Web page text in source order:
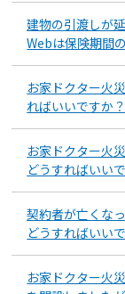
建物の引渡しが
Webは保険期間
お家ドクター火
ればいいですか？
お家ドクター火
どうすればいい
契約者が亡くな
どうすればいい
お家ドクター火